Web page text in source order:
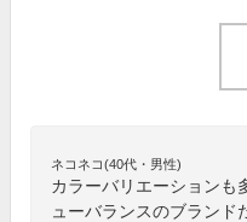
ネコネコ(40代・男性)
カラーバリエーションも
ューバランスのブランド